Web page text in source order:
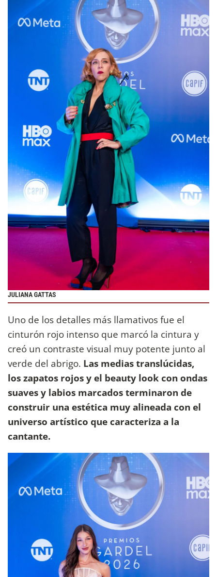
JULIANA GATTAS
Uno de los detalles más llamativos fue el
cinturón rojo intenso que marcó la cintura y
creó un contraste visual muy potente junto al
verde del abrigo. Las medias translúcidas,
los zapatos rojos y el beauty look con ondas
suaves y labios marcados terminaron de
construir una estética muy alineada con el
universo artístico que caracteriza a la
cantante.